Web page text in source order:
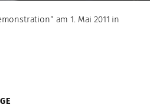
am 1. Mai 2011 in